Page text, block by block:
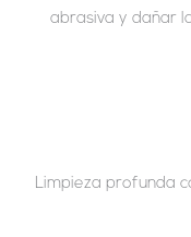
abrasiva y dañar
Limpieza profunda